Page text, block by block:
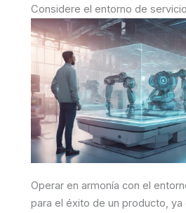
Considere el entorno de servicio
Operar en armonía con el
para el éxito de un producto, ya